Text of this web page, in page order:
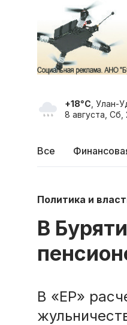
+18°C , Улан-
8 августа, Сб,
Все
Политика и
В
В «ЕР»